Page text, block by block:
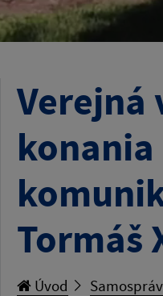
Verejná
Tormáš
Úvod